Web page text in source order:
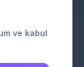
ve kabul